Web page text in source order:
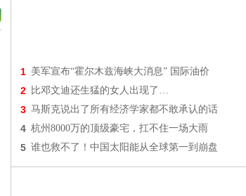
1 美军宣布“霍尔木兹海峡大消息” 国际油价
2 比邓文迪还生猛的女人出现了…
3 马斯克说出了所有经济学家都不敢承认的话
4 杭州8000万的顶级豪宅，扛不住一场大雨
5 谁也救不了！中国太阳能从全球第一到崩盘